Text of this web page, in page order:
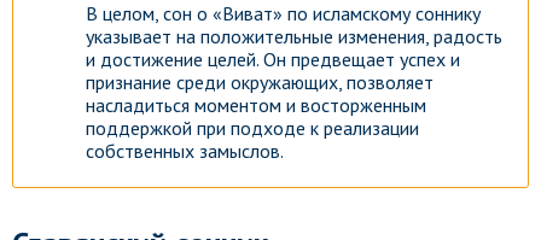
В целом, сон о «Виват» по исламскому соннику
указывает на положительные изменения, радость
и достижение целей. Он предвещает успех и
признание среди окружающих, позволяет
насладиться моментом и восторженным
поддержкой при подходе к реализации
собственных замыслов.